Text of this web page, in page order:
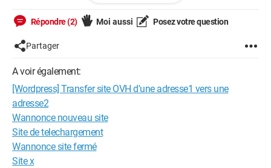
Comment faire pour que le contenu de www.adresse2.com
soit le même que le contenu www.adresse1.com ? (je résilierai
www.adresse1.com par la suite)
Je sais utiliser Filezilla pour le FTP mais je doute qu'il fasse
faire un simple copier / coller de Adresse1 vers Adresse2.
A bientôt.
Configuration:Windows / Edge 18.17763
Répondre (2) Moi aussi Posez votre question
Partager
A voir également:
[Wordpress] Transfer site OVH d'une adresse1 vers une
adresse2
Wannonce nouveau site
Site de telechargement
Wannonce site fermé
Site x